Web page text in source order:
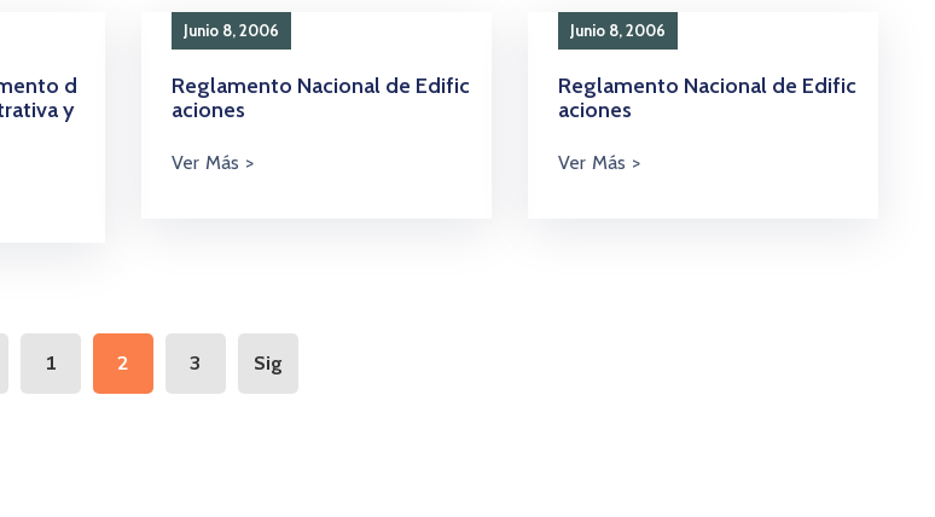
d
y
Junio 8, 2006
Reglamento Nacional de Edific
aciones
Junio 8, 2006
Reglamento Nacional de Edific
aciones
1 2 3 Sig